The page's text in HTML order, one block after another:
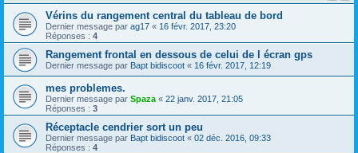
Vérins du rangement central du tableau de bord
Dernier message par ag17 « 16 févr. 2017, 23:20
Réponses : 4
Rangement frontal en dessous de celui de l écran gps
Dernier message par Bapt bidiscoot « 16 févr. 2017, 12:19
mes problemes.
Dernier message par Spaza « 22 janv. 2017, 21:05
Réponses : 3
Réceptacle cendrier sort un peu
Dernier message par Bapt bidiscoot « 02 déc. 2016, 09:33
Réponses : 4